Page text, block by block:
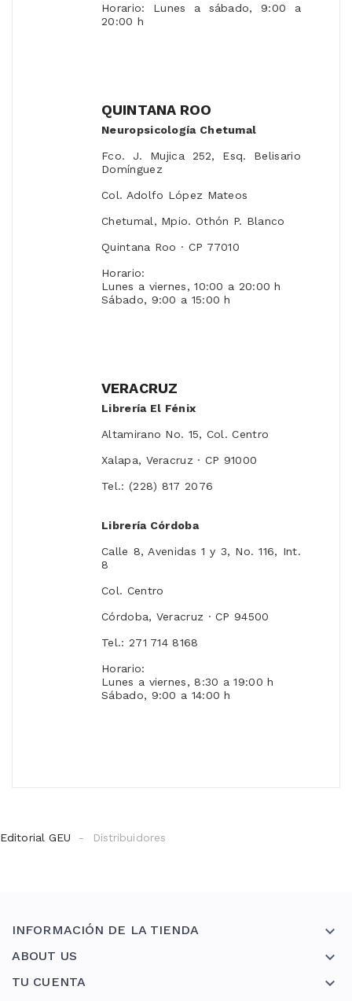
Horario: Lunes a sábado, 9:00 a
20:00 h
QUINTANA ROO
Neuropsicología Chetumal
Fco. J. Mujica 252, Esq. Belisario
Domínguez
Col. Adolfo López Mateos
Chetumal, Mpio. Othón P. Blanco
Quintana Roo · CP 77010
Horario:
Lunes a viernes, 10:00 a 20:00 h
Sábado, 9:00 a 15:00 h
VERACRUZ
Librería El Fénix
Altamirano No. 15, Col. Centro
Xalapa, Veracruz · CP 91000
Tel.: (228) 817 2076
Librería Córdoba
Calle 8, Avenidas 1 y 3, No. 116, Int.
8
Col. Centro
Córdoba, Veracruz · CP 94500
Tel.: 271 714 8168
Horario:
Lunes a viernes, 8:30 a 19:00 h
Sábado, 9:00 a 14:00 h
Editorial GEU Distribuidores
INFORMACIÓN DE LA TIENDA 
ABOUT US 
TU CUENTA 